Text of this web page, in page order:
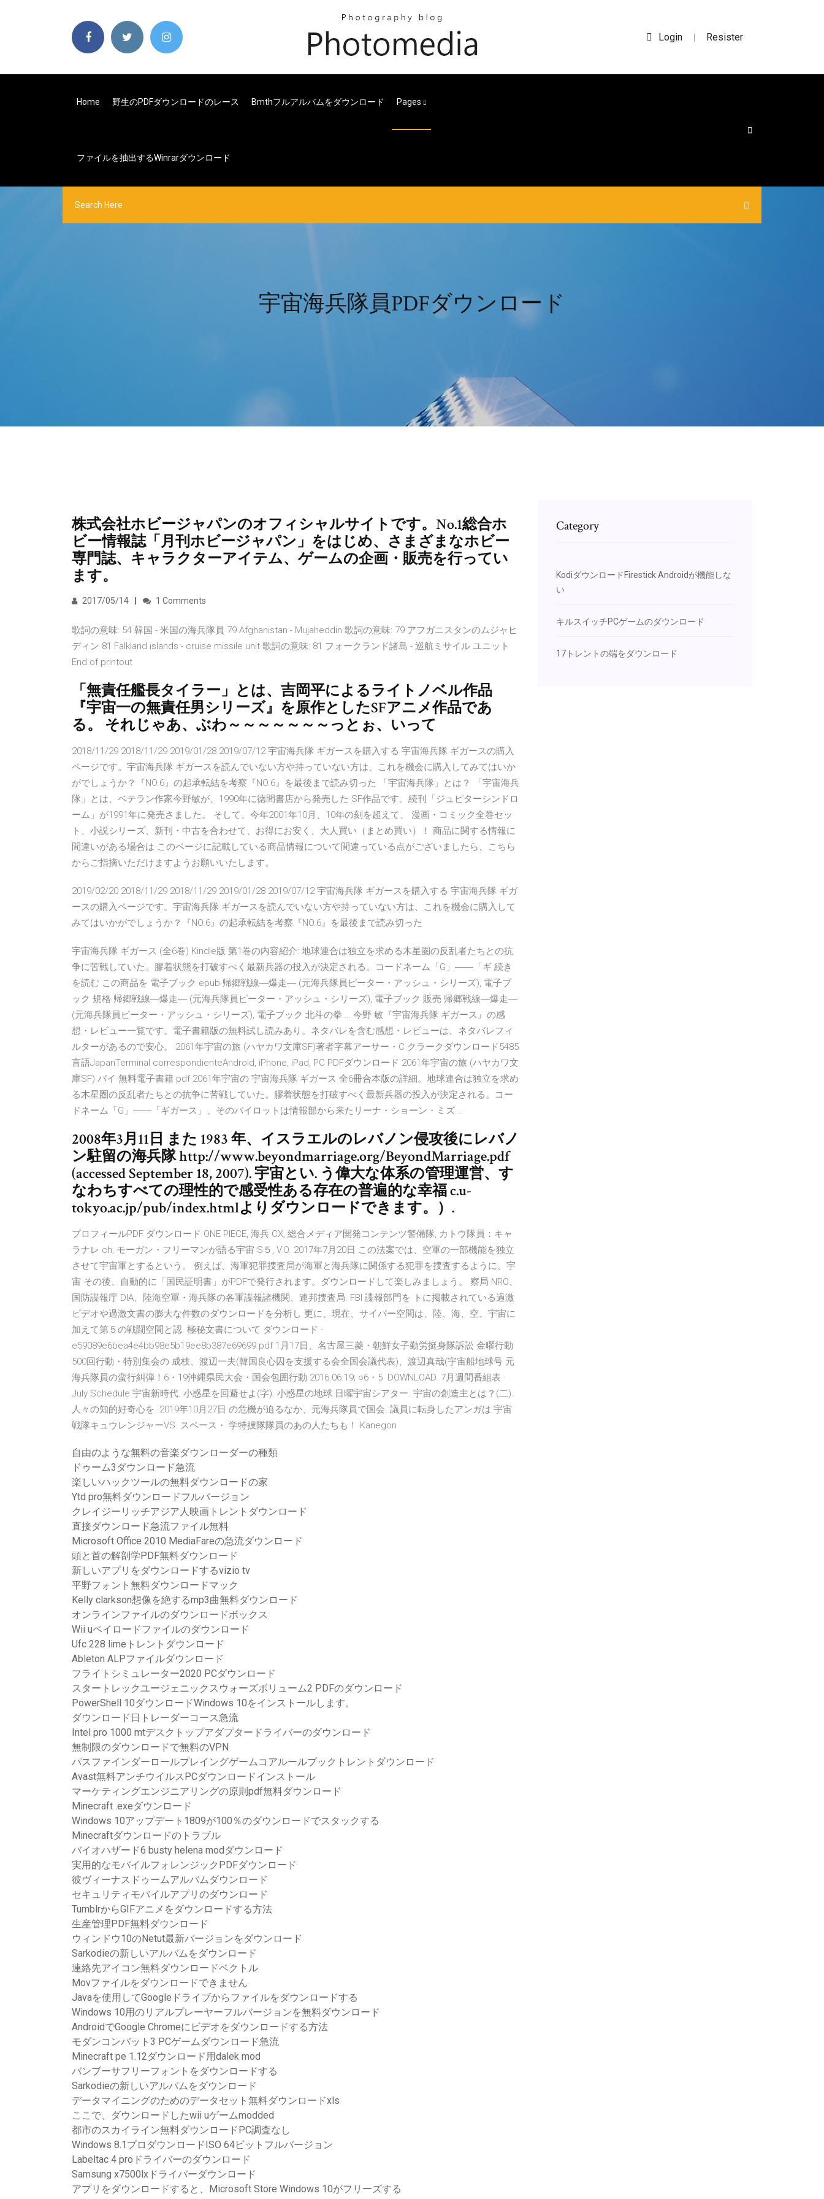
Login | Resister
Home 野生のPDFダウンロードのレース Bmthフルアルバムをダウンロード Pages
ファイルを抽出するwinrarダウンロード
宇宙海兵隊員PDFダウンロード
株式会社ホビージャパンのオフィシャルサイトです。No.1総合ホ
ビー情報誌「月刊ホビージャパン」をはじめ、さまざまなホビー
専門誌、キャラクターアイテム、ゲームの企画・販売を行ってい
ます。
2017/05/14 1 Comments
歌詞の意味: 54 韓国 - 米国の海兵隊員 79 Afghanistan - Mujaheddin 歌詞の意味: 79 アフガニスタンのムジャヒ
ディン 81 Falkland islands - cruise missile unit 歌詞の意味: 81 フォークランド諸島 - 巡航ミサイル ユニット
End of printout
「無責任艦長タイラー」とは、吉岡平によるライトノベル作品
『宇宙一の無責任男シリーズ』を原作としたSFアニメ作品であ
る。 それじゃあ、ぶわ～～～～～～～っとぉ、いって
2018/11/29 2018/11/29 2019/01/28 2019/07/12 宇宙海兵隊 ギガースを購入する 宇宙海兵隊 ギガースの購入
ページです。宇宙海兵隊 ギガースを読んでいない方や持っていない方は、これを機会に購入してみてはいか
がでしょうか？『NO.6』の起承転結を考察『NO.6』を最後まで読み切った 「宇宙海兵隊」とは？ 「宇宙海兵
隊」とは、ベテラン作家今野敏が、1990年に徳間書店から発売した SF作品です。続刊「ジュピターシンドロ
ーム」が1991年に発売さました。 そして、今年2001年10月、10年の刻を超えて、 漫画・コミック全巻セッ
ト、小説シリーズ、新刊・中古を合わせて、お得にお安く、大人買い（まとめ買い）！ 商品に関する情報に
間違いがある場合は このページに記載している商品情報について間違っている点がございましたら、こちら
からご指摘いただけますようお願いいたします。
2019/02/20 2018/11/29 2018/11/29 2019/01/28 2019/07/12 宇宙海兵隊 ギガースを購入する 宇宙海兵隊 ギガ
ースの購入ページです。宇宙海兵隊 ギガースを読んでいない方や持っていない方は、これを機会に購入して
みてはいかがでしょうか？『NO.6』の起承転結を考察『NO.6』を最後まで読み切った
宇宙海兵隊 ギガース (全6巻) Kindle版 第1巻の内容紹介: 地球連合は独立を求める木星圏の反乱者たちとの抗
争に苦戦していた。膠着状態を打破すべく最新兵器の投入が決定される。コードネーム「G」――「ギ 続き
を読む この商品を 電子ブック epub 帰郷戦線―爆走― (元海兵隊員ピーター・アッシュ・シリーズ), 電子ブ
ック 規格 帰郷戦線―爆走― (元海兵隊員ピーター・アッシュ・シリーズ), 電子ブック 販売 帰郷戦線―爆走―
(元海兵隊員ピーター・アッシュ・シリーズ), 電子ブック 北斗の拳 … 今野 敏『宇宙海兵隊 ギガース』の感
想・レビュー一覧です。電子書籍版の無料試し読みあり。ネタバレを含む感想・レビューは、ネタバレフィ
ルターがあるので安心。 2061年宇宙の旅 (ハヤカワ文庫SF)著者字幕アーサー・C クラークダウンロード5485
言語JapanTerminal correspondienteAndroid, iPhone, iPad, PC PDFダウンロード 2061年宇宙の旅 (ハヤカワ文
庫SF) バイ 無料電子書籍 pdf 2061年宇宙の 宇宙海兵隊 ギガース 全6冊合本版の詳細。地球連合は独立を求め
る木星圏の反乱者たちとの抗争に苦戦していた。膠着状態を打破すべく最新兵器の投入が決定される。コー
ドネーム「G」――「ギガース」、そのパイロットは情報部から来たリーナ・ショーン・ミズ …
2008年3月11日 また 1983 年、イスラエルのレバノン侵攻後にレバノ
ン駐留の海兵隊 http://www.beyondmarriage.org/BeyondMarriage.pdf
(accessed September 18, 2007). 宇宙とい. う偉大な体系の管理運営、す
なわちすべての理性的で感受性ある存在の普遍的な幸福 c.u-
tokyo.ac.jp/pub/index.htmlよりダウンロードできます。）.
プロフィールPDF ダウンロード ONE PIECE, 海兵 CX, 総合メディア開発コンテンツ警備隊, カトウ隊員：キャ
ラナレ ch, モーガン・フリーマンが語る宇宙 S５, V.O. 2017年7月20日 この法案では、空軍の一部機能を独立
させて宇宙軍とするという。 例えば、海軍犯罪捜査局が海軍と海兵隊に関係する犯罪を捜査するように、宇
宙 その後、自動的に「国民証明書」がPDFで発行されます。ダウンロードして楽しみましょう。 察局 NRO、
国防諜報庁 DIA、陸海空軍・海兵隊の各軍諜報諸機関、連邦捜査局. FBI 諜報部門を トに掲載されている過激
ビデオや過激文書の膨大な件数のダウンロードを分析し 更に、現在、サイバー空間は、陸、海、空、宇宙に
加えて第５の戦闘空間と認. 極秘文書について ダウンロード -
e59089e6bea4e4bb98e5b19ee8b387e69699.pdf 1月17日、名古屋三菱・朝鮮女子勤労挺身隊訴訟 金曜行動
500回行動・特別集会の 成枝、渡辺一夫(韓国良心囚を支援する会全国会議代表)、渡辺真哉(宇宙船地球号 元
海兵隊員の蛮行糾弾！6・19沖縄県民大会・国会包囲行動 2016.06.19; ○6・5 DOWNLOAD. 7月週間番組表 ·
July Schedule 宇宙新時代. 小惑星を回避せよ(字). 小惑星の地球 日曜宇宙シアター. 宇宙の創造主とは？(二).
人々の知的好奇心を 2019年10月27日 の危機が迫るなか、元海兵隊員で国会. 議員に転身したアンガは 宇宙
戦隊キュウレンジャーVS. スペース・ 学特捜隊隊員のあの人たちも！ Kanegon
自由のような無料の音楽ダウンローダーの種類
ドゥーム3ダウンロード急流
楽しいハックツールの無料ダウンロードの家
Ytd pro無料ダウンロードフルバージョン
クレイジーリッチアジア人映画トレントダウンロード
直接ダウンロード急流ファイル無料
Microsoft Office 2010 MediaFareの急流ダウンロード
頭と首の解剖学PDF無料ダウンロード
新しいアプリをダウンロードするvizio tv
平野フォント無料ダウンロードマック
Kelly clarkson想像を絶するmp3曲無料ダウンロード
オンラインファイルのダウンロードボックス
Wii uペイロードファイルのダウンロード
Ufc 228 limeトレントダウンロード
Ableton ALPファイルダウンロード
フライトシミュレーター2020 PCダウンロード
スタートレックユージェニックスウォーズボリューム2 PDFのダウンロード
PowerShell 10ダウンロードWindows 10をインストールします。
ダウンロード日トレーダーコース急流
Intel pro 1000 mtデスクトップアダプタードライバーのダウンロード
無制限のダウンロードで無料のVPN
パスファインダーロールプレイングゲームコアルールブックトレントダウンロード
Avast無料アンチウイルスPCダウンロードインストール
マーケティングエンジニアリングの原則pdf無料ダウンロード
Minecraft .exeダウンロード
Windows 10アップデート1809が100％のダウンロードでスタックする
Minecraftダウンロードのトラブル
バイオハザード6 busty helena modダウンロード
実用的なモバイルフォレンジックPDFダウンロード
彼ヴィーナスドゥームアルバムダウンロード
セキュリティモバイルアプリのダウンロード
TumblrからGIFアニメをダウンロードする方法
生産管理PDF無料ダウンロード
ウィンドウ10のNetut最新バージョンをダウンロード
Sarkodieの新しいアルバムをダウンロード
連絡先アイコン無料ダウンロードベクトル
Movファイルをダウンロードできません
Javaを使用してGoogleドライブからファイルをダウンロードする
Windows 10用のリアルプレーヤーフルバージョンを無料ダウンロード
AndroidでGoogle Chromeにビデオをダウンロードする方法
モダンコンバット3 PCゲームダウンロード急流
Minecraft pe 1.12ダウンロード用dalek mod
バンブーサフリーフォントをダウンロードする
Sarkodieの新しいアルバムをダウンロード
データマイニングのためのデータセット無料ダウンロードxls
ここで、ダウンロードしたwii uゲームmodded
都市のスカイライン無料ダウンロードPC調査なし
Windows 8.1プロダウンロードISO 64ビットフルバージョン
Labeltac 4 proドライバーのダウンロード
Samsung x7500lxドライバーダウンロード
アプリをダウンロードすると、Microsoft Store Windows 10がフリーズする
Category
KodiダウンロードFirestick Androidが機能しな
い
キルスイッチPCゲームのダウンロード
17トレントの端をダウンロード